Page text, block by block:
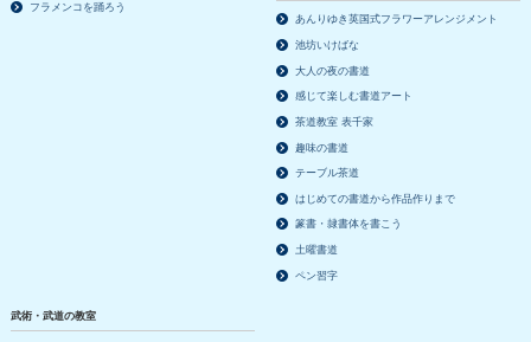
フラメンコを踊ろう
あんりゆき英国式フラワーアレンジメント
池坊いけばな
大人の夜の書道
感じて楽しむ書道アート
茶道教室 表千家
趣味の書道
テーブル茶道
はじめての書道から作品作りまで
篆書・隷書体を書こう
土曜書道
ペン習字
武術・武道の教室